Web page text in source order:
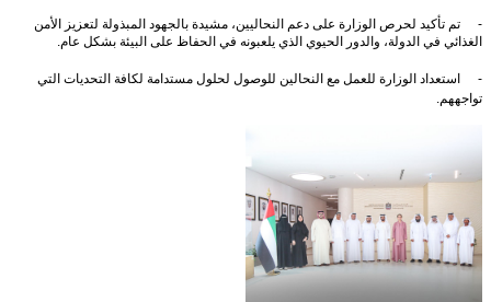
-
تم تأكيد لحرص الوزارة على دعم النحاليين، مشيدة بالجهود المبذولة لتعزيز الأمن
الغذائي في الدولة، والدور الحيوي الذي يلعبونه في الحفاظ على البيئة بشكل عام.
-
استعداد الوزارة للعمل مع النحالين للوصول لحلول مستدامة لكافة التحديات التي
تواجههم.